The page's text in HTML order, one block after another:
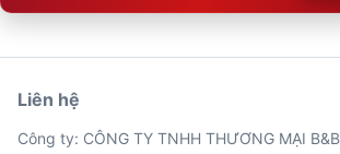
Liên hệ
Công ty: CÔNG TY TNHH THƯƠNG MẠI B&B